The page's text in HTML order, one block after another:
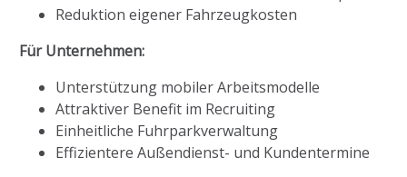
Reduktion eigener Fahrzeugkosten
Für Unternehmen:
Unterstützung mobiler Arbeitsmodelle
Attraktiver Benefit im Recruiting
Einheitliche Fuhrparkverwaltung
Effizientere Außendienst- und Kundentermine